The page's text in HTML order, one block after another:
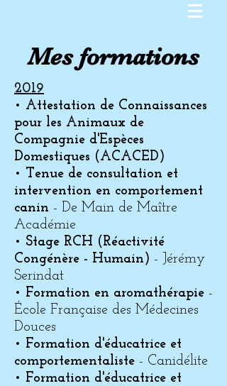
Mes formations
2019
• Attestation de Connaissances
pour les Animaux de
Compagnie d'Espèces
Domestiques (ACACED)
• Tenue de consultation et
intervention en comportement
canin - De Main de Maître
Académie
• Stage RCH (Réactivité
Congénère - Humain) - Jérémy
Serindat
• Formation en aromathérapie -
École Française des Médecines
Douces
• Formation d'éducatrice et
comportementaliste - Canidélite
• Formation d'éducatrice et